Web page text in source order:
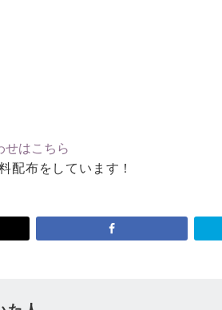
せはこちら
配布をしています！